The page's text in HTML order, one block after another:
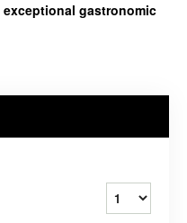
exceptional gastronomic